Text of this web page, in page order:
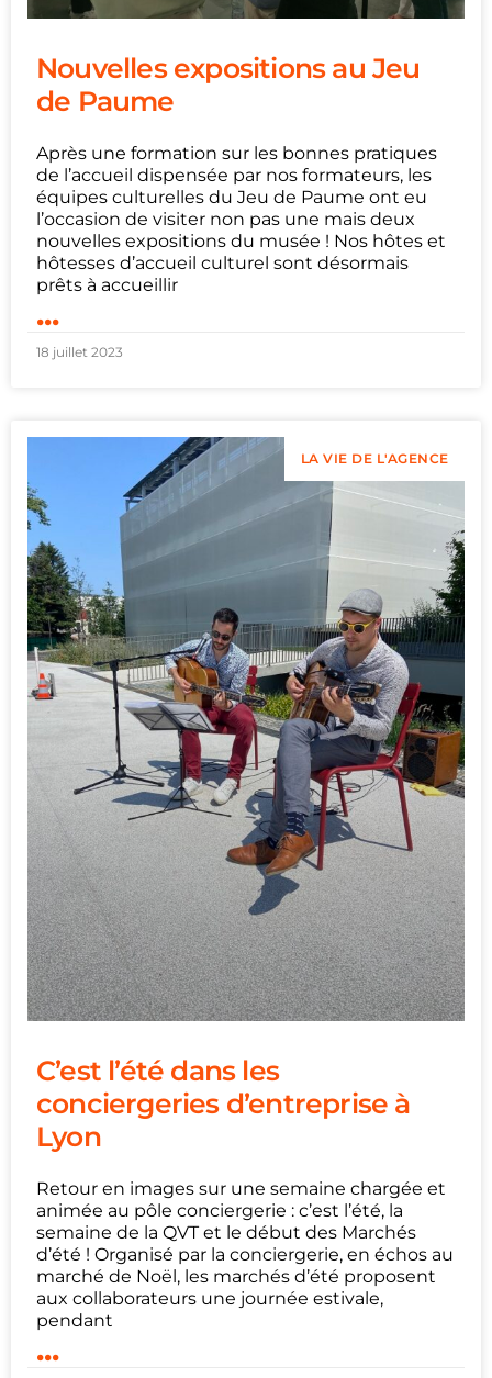
Nouvelles expositions au Jeu
de Paume
Après une formation sur les bonnes pratiques
de l’accueil dispensée par nos formateurs, les
équipes culturelles du Jeu de Paume ont eu
l’occasion de visiter non pas une mais deux
nouvelles expositions du musée ! Nos hôtes et
hôtesses d’accueil culturel sont désormais
prêts à accueillir
...
18 juillet 2023
LA VIE DE L'AGENCE
C’est l’été dans les
conciergeries d’entreprise à
Lyon
Retour en images sur une semaine chargée et
animée au pôle conciergerie : c’est l’été, la
semaine de la QVT et le début des Marchés
d’été ! Organisé par la conciergerie, en échos au
marché de Noël, les marchés d’été proposent
aux collaborateurs une journée estivale,
pendant
...